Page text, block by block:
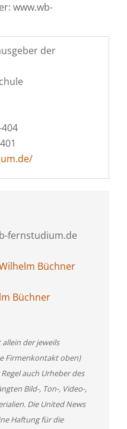
www.wb-
der
fernstudium.de
Büchner
Büchner
der jeweils
Firmenkontakt oben)
auch Urheber des
Bild-, Ton-, Video-,
Die United News
Haftung für die